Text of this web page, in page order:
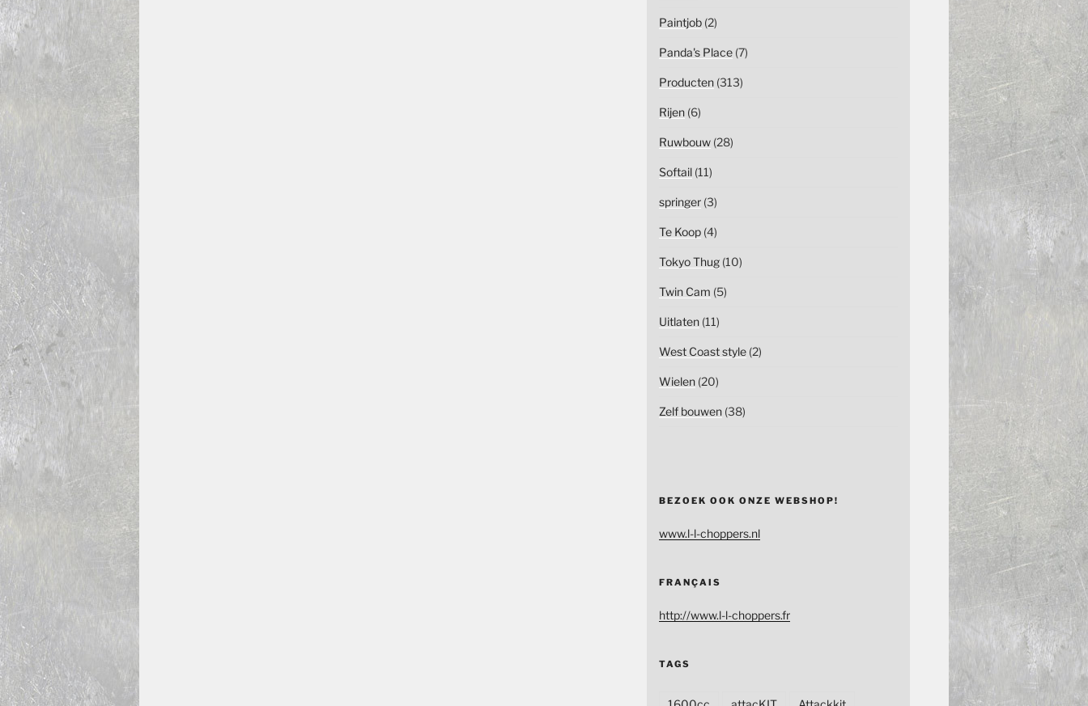
Paintjob(2)
Panda's Place(7)
Producten(313)
Rijen(6)
Ruwbouw(28)
Softail(11)
springer(3)
Te Koop(4)
Tokyo Thug(10)
Twin Cam (5)
Uitlaten(11)
West Coast style(2)
Wielen(20)
Zelf bouwen(38)
BEZOEK OOK ONZE WEBSHOP!
www.l-l-choppers.nl
FRANÇAIS
http://www.l-l-choppers.fr
TAGS